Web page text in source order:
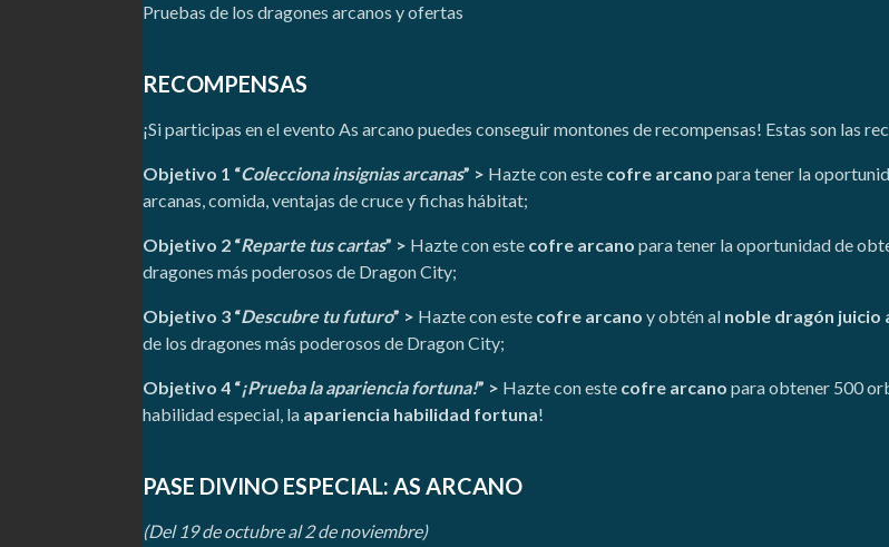
Pruebas de los dragones arcanos y ofertas
RECOMPENSAS
¡Si participas en el evento As arcano puedes conseguir montones de recompensas! Estas son las
Objetivo 1 “Colecciona insignias arcanas” > Hazte con este cofre arcano para tener la
arcanas, comida, ventajas de cruce y fichas hábitat;
Objetivo 2 “Reparte tus cartas” > Hazte con este cofre arcano para tener la oportunidad de
dragones más poderosos de Dragon City;
Objetivo 3 “Descubre tu futuro” > Hazte con este cofre arcano y obtén al noble dragón juicio
de los dragones más poderosos de Dragon City;
Objetivo 4 “¡Prueba la apariencia fortuna!” > Hazte con este cofre arcano para obtener 500
habilidad especial, la apariencia habilidad fortuna!
PASE DIVINO ESPECIAL: AS ARCANO
(Del 19 de octubre al 2 de noviembre)